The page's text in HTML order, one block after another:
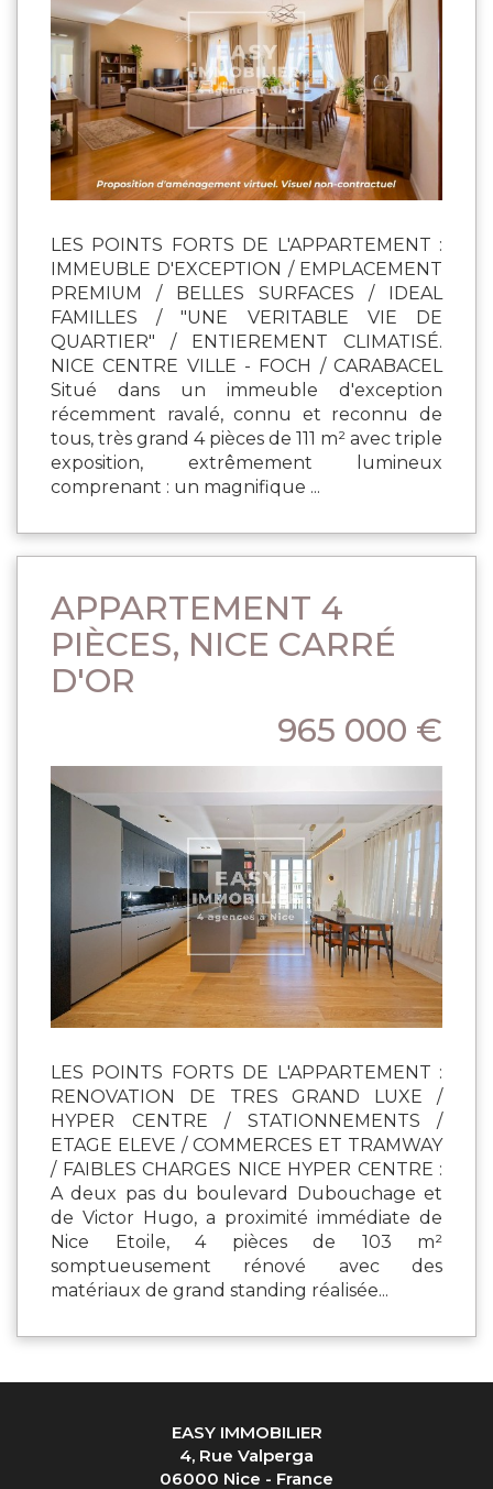
LES POINTS FORTS DE L'APPARTEMENT :
IMMEUBLE D'EXCEPTION / EMPLACEMENT
PREMIUM / BELLES SURFACES / IDEAL
FAMILLES / "UNE VERITABLE VIE DE
QUARTIER" / ENTIEREMENT CLIMATISÉ.
NICE CENTRE VILLE - FOCH / CARABACEL
Situé dans un immeuble d'exception
récemment ravalé, connu et reconnu de
tous, très grand 4 pièces de 111 m² avec triple
exposition, extrêmement lumineux
comprenant : un magnifique ...
APPARTEMENT 4
PIÈCES, NICE CARRÉ
D'OR
965 000 €
LES POINTS FORTS DE L'APPARTEMENT :
RENOVATION DE TRES GRAND LUXE /
HYPER CENTRE / STATIONNEMENTS /
ETAGE ELEVE / COMMERCES ET TRAMWAY
/ FAIBLES CHARGES NICE HYPER CENTRE :
A deux pas du boulevard Dubouchage et
de Victor Hugo, a proximité immédiate de
Nice Etoile, 4 pièces de 103 m²
somptueusement rénové avec des
matériaux de grand standing réalisée...
EASY IMMOBILIER
4, Rue Valperga
06000 Nice - France